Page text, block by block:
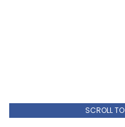
SCROLL